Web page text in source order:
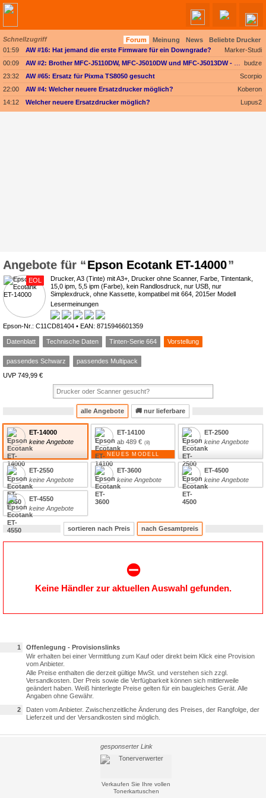
Schnellzugriff Forum Meinung News
Beliebte Drucker
01:59
AW #16: Hat jemand die erste Firmware für ein Downgrade?
Marker-Studi
00:09
budze
23:32
AW #65: Ersatz für Pixma TS8050 gesucht
Scorpio
22:00
AW #4: Welcher neuere Ersatzdrucker möglich?
Koberon
14:12
Welcher neuere Ersatzdrucker möglich? Lupus2
Epson Ecotank ET-14000
EOL
Drucker, A3 (Tinte) mit A3+, Drucker ohne Scanner, Farbe, Tintentank,
15,0 ipm, 5,5 ipm (Farbe), kein Randlosdruck, nur USB, nur
Simplexdruck, ohne Kassette, kompatibel mit 664, 2015er Modell
Lesermeinungen
Epson-Nr.: C11CD81404 • EAN: 8715946601359
Datenblatt Technische Daten Tinten-Serie 664 Vorstellung
passendes Schwarz
passendes Multipack
UVP 749,99 €
alle Angebote 🚚 nur lieferbare
ET-14000
keine Angebote
ET-14100
ab 489 €
NEUES MODELL
ET-2500
keine Angebote
ET-2550
keine Angebote
ET-3600
keine Angebote
ET-4500
keine Angebote
ET-4550
keine Angebote
sortieren nach Preis nach Gesamtpreis
⛔️
Keine Händler zur aktuellen Auswahl gefunden.
1
Offenlegung - Provisionslinks
Wir erhalten bei einer Vermittlung zum Kauf oder direkt beim Klick eine Provision
vom Anbieter.
Alle Preise enthalten die derzeit gültige MwSt. und verstehen sich zzgl.
Versandkosten. Der Preis sowie die Verfügbarkeit können sich mittlerweile
geändert haben. Weiß hinterlegte Preise gelten für ein baugleiches Gerät. Alle
Angaben ohne Gewähr.
2
Daten vom Anbieter. Zwischenzeitliche Änderung des Preises, der Rangfolge, der
Lieferzeit und der Versandkosten sind möglich.
gesponserter Link
Verkaufen Sie Ihre vollen
Tonerkartuschen